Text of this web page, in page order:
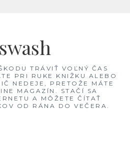
TRÁVIŤ VOĽNÝ ČAS
PRI RUKE KNIŽKU ALEBO
NEDEJE, PRETOŽE MÁTE
MAGAZÍN. STAČÍ SA
A MÔŽETE ČÍTAŤ
OD RÁNA DO VEČERA.